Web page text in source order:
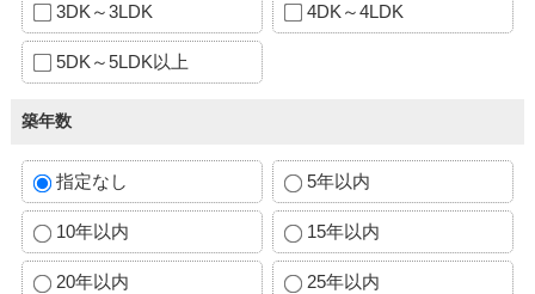
3DK～3LDK 4DK～4LDK
5DK～5LDK以上
築年数
指定なし 5年以内
10年以内 15年以内
20年以内 25年以内